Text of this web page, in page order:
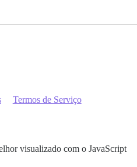
Termos de Serviço
visualizado com o JavaScript